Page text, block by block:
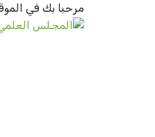
مرحبا بك في